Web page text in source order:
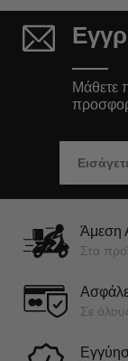
Μάθετε
Άμεση
Στα
Σε